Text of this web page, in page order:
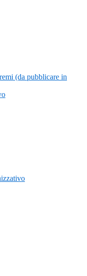
(da pubblicare in